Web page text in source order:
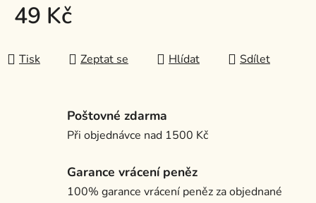
49 Kč
Tisk
Zeptat se Hlídat Sdílet
Poštovné zdarma
Při objednávce nad 1500 Kč
Garance vrácení peněz
100% garance vrácení peněz za objednané